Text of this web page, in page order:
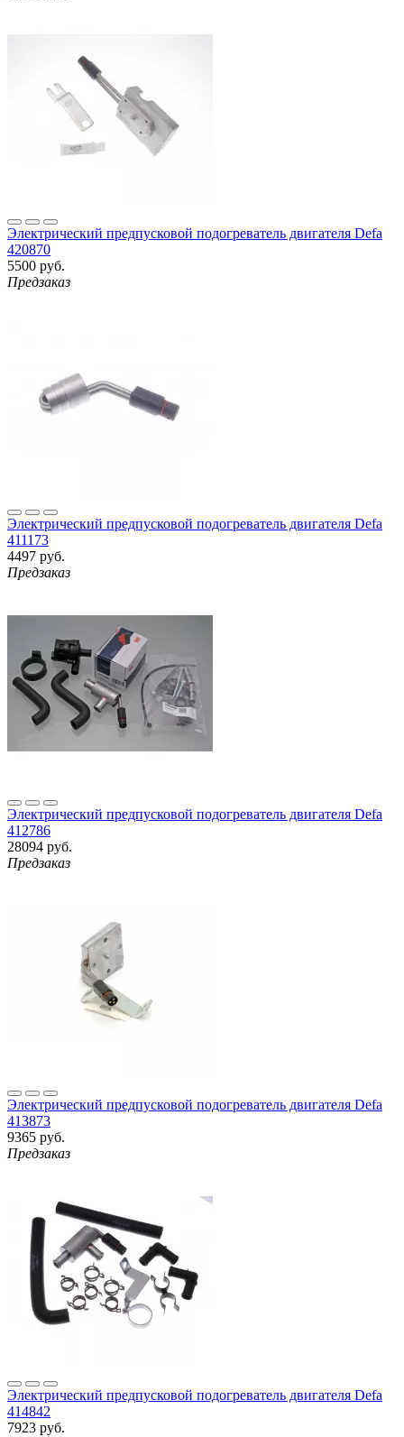
Электрический предпусковой подогреватель двигателя Defa
420870
5500 руб.
Предзаказ
Электрический предпусковой подогреватель двигателя Defa
411173
4497 руб.
Предзаказ
Электрический предпусковой подогреватель двигателя Defa
412786
28094 руб.
Предзаказ
Электрический предпусковой подогреватель двигателя Defa
413873
9365 руб.
Предзаказ
Электрический предпусковой подогреватель двигателя Defa
414842
7923 руб.